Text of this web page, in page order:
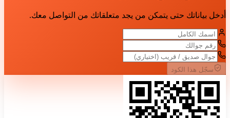
أدخل بياناتك حتى يتمكن من يجد متعلقاتك من التواصل معك.
سجّل هذا الكود